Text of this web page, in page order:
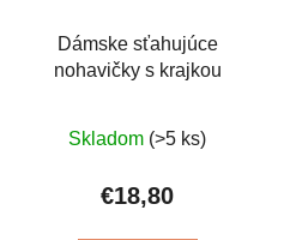
Dámske sťahujúce
nohavičky s krajkou
hodnotenie
produktu
Skladom (>5 ks)
€18,80